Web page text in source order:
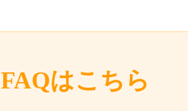
FAQはこちら